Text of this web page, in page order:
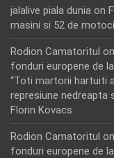
jalalive piala dunia on
masini si 52 de
Rodion Camatoritul on
fonduri europene de
“Toti martorii hartuiti
represiune nedreapta
Florin Kovacs
Rodion Camatoritul on
fonduri europene de